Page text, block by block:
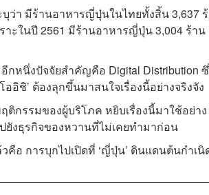
ว่า มีร้านอาหารญี่ปุ่นในไทยทั้งสิ้น 3,637
าะในปี 2561 มีร้านอาหารญี่ปุ่น 3,004 ร้าน
กหนึ่งปัจจัยสำคัญคือ Digital Distribution
อิชิ’ ต้องลุกขึ้นมาสนใจเรื่องนี้อย่างจริงจัง
กรรมของผู้บริโภค หยิบเรื่องนี้มาใช้อย่าง
ยังธุรกิจของหวานที่ไม่เคยทำมาก่อน
อ การบุกไปเปิดที่ ‘ญี่ปุ่น’ ดินแดนต้นกำเนิ